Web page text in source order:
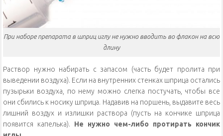
При наборе препарата в шприц иглу не нужно вводить во флакон на всю
длину
Раствор нужно набирать с запасом (часть будет пролита при
выведении воздуха). Если на внутренних стенках шприца остались
пузырьки воздуха, по нему можно слегка постучать, чтобы все
они сбились к носику шприца. Надавив на поршень, выдавите весь
лишний воздух и излишки раствора (пусть на кончике шприца
появится капелька). Не нужно чем-либо протирать кончик